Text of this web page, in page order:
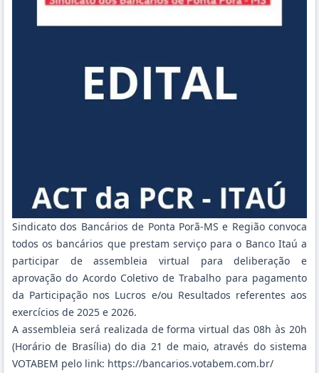
Sindicato dos Bancários de Ponta Porã-MS e Região convoca
todos os bancários que prestam serviço para o Banco Itaú a
participar de assembleia virtual para deliberação e
aprovação do Acordo Coletivo de Trabalho para pagamento
da Participação nos Lucros e/ou Resultados referentes aos
exercícios de 2025 e 2026.
A assembleia será realizada de forma virtual das 08h às 20h
(Horário de Brasília) do dia 21 de maio, através do sistema
VOTABEM pelo link: https://bancarios.votabem.com.br/